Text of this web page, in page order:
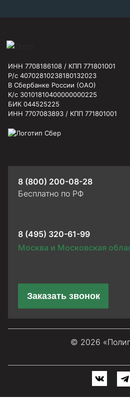
ИНН 7708186108 / КПП 771801001
Р/с 40702810238180132023
В Сбербанке России (ОАО)
К/с 30101810400000000225
БИК 044525225
ИНН 7707083893 / КПП 771801001
8 (800) 200-08-28
Бесплатно по РФ
8 (495) 320-61-99
Москва и Московская
Заказать звонок
© 2026